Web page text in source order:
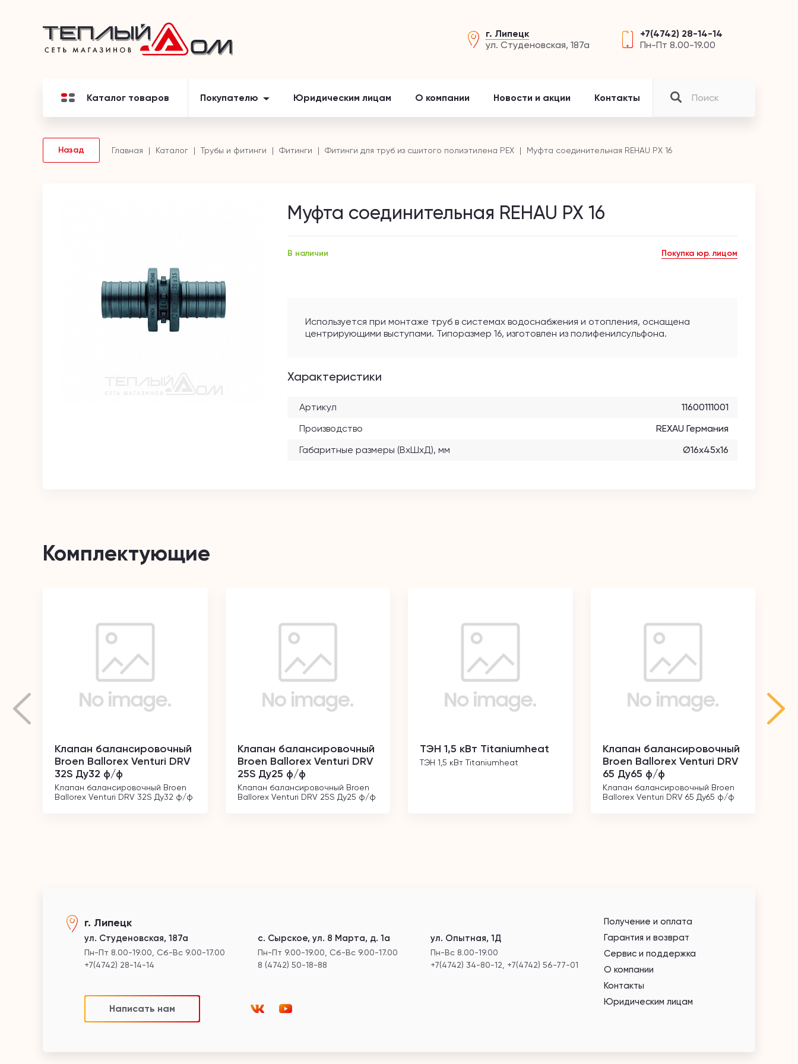
г. Липецк
ул. Студеновская, 187а
+7(4742) 28-14-14
Пн-Пт 8.00-19.00
Каталог товаров Покупателю Юридическим лицам О компании Новости и акции Контакты
Назад Главная Каталог Трубы и фитинги Фитинги Фитинги для труб из сшитого полиэтилена PEX Муфта соединительная REHAU PX 16
Муфта соединительная REHAU PX 16
В наличии Покупка юр. лицом
Используется при монтаже труб в системах водоснабжения и отопления, оснащена
центрирующими выступами. Типоразмер 16, изготовлен из полифенилсульфона.
Характеристики
Артикул
11600111001
Производство
REXAU Германия
Габаритные размеры (ВхШхД), мм
Ø16х45х16
Комплектующие
Клапан балансировочный
Broen Ballorex Venturi DRV
32S Ду32 ф/ф
Клапан балансировочный Broen
Ballorex Venturi DRV 32S Ду32 ф/ф
Клапан балансировочный
Broen Ballorex Venturi DRV
25S Ду25 ф/ф
Клапан балансировочный Broen
Ballorex Venturi DRV 25S Ду25 ф/ф
ТЭН 1,5 кВт Titaniumheat
ТЭН 1,5 кВт Titaniumheat
Клапан балансировочный
Broen Ballorex Venturi DRV
65 Ду65 ф/ф
Клапан балансировочный Broen
Ballorex Venturi DRV 65 Ду65 ф/ф
г. Липецк
ул. Студеновская, 187а
Пн-Пт 8.00-19.00, Сб-Вс 9.00-17.00
+7(4742) 28-14-14
с. Сырское, ул. 8 Марта, д. 1а
Пн-Пт 9.00-19.00, Сб-Вс 9.00-17.00
8 (4742) 50-18-88
ул. Опытная, 1Д
Пн-Вс 8.00-19.00
+7(4742) 34-80-12, +7(4742) 56-77-01
Написать нам
Получение и оплата
Гарантия и возврат
Сервис и поддержка
О компании
Контакты
Юридическим лицам